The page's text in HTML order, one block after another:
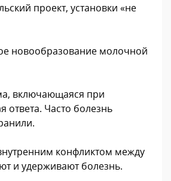
проект, установки «не
новообразование молочной
включающаяся при
ответа. Часто болезнь
конфликтом между
и удерживают болезнь.